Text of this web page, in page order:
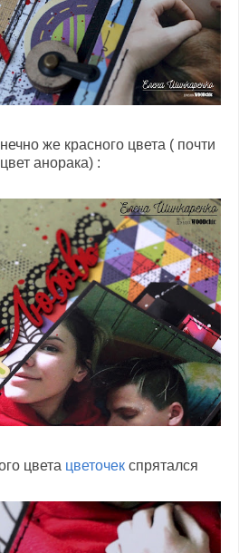
же красного цвета ( почти
анорака) :
цвета цветочек спрятался